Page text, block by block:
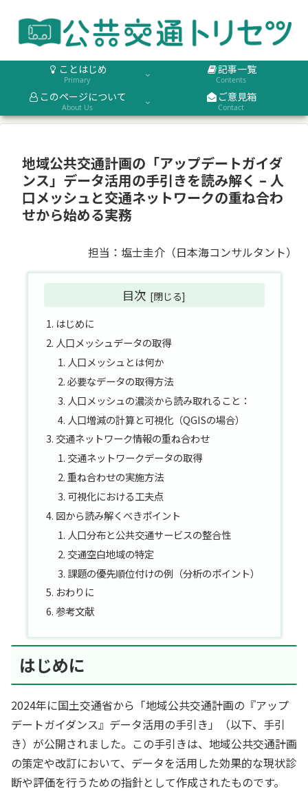
ことはじめ
Primary
記事一覧
Contents
このページについて
About Us
ご意見箱
Contact
地域公共交通計画の「アップデートガイダ
ンス」データ活用の手引きを読み解く – 人
口メッシュと交通ネットワークの重ね合わ
せから始める実務
担当：塩士圭介（日本海コンサルタント）
目次
はじめに
人口メッシュデータの取得
人口メッシュとは何か
必要なデータの取得方法
人口メッシュの濃淡から読み取れること：
人口増減の計算と可視化（QGISの場合）
交通ネットワーク情報の重ね合わせ
交通ネットワークデータの取得
重ね合わせの実施方法
可視化における工夫点
図から読み解くべきポイント
人口分布と公共交通サービスの整合性
交通空白地域の特定
課題の優先順位付けの例（分析のポイント）
おわりに
参考文献
はじめに
2024年に国土交通省から「地域公共交通計画の『アップ
デートガイダンス』データ活用の手引き」（以下、手引
き）が公開されました。この手引きは、地域公共交通計画
の策定や改訂において、データを活用した効果的な現状診
断や評価を行うための指針として作成されたものです。